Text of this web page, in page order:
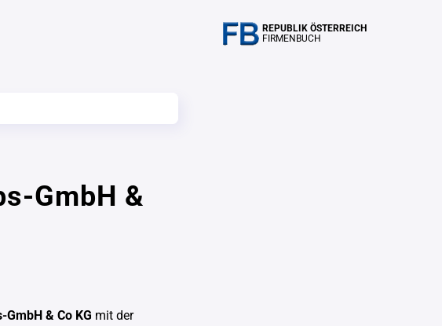
REPUBLIK ÖSTERREICH
FIRMENBUCH
GmbH &
& Co KG mit der